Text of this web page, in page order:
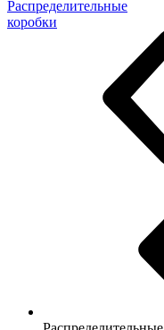
Распределительные
коробки